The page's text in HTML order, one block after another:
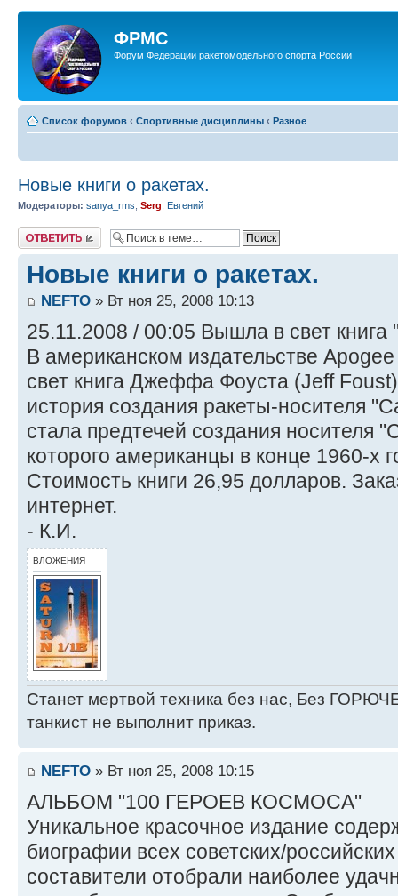
ФРМС
Форум Федерации ракетомодельного спорта России
Список форумов ‹ Спортивные дисциплины ‹ Разное
Новые книги о ракетах.
Модераторы: sanya_rms Serg Евгений
Ответить
Новые книги о ракетах.
NEFTO » Вт ноя 25, 2008 10:13
25.11.2008 / 00:05 Вышла в свет
В американском издательстве
свет книга Джеффа Фоуста (Jeff
история создания ракеты-носителя
стала предтечей создания носителя
которого американцы в конце 1960-х
Стоимость книги 26,95 долларов.
интернет.
- К.И.
ВЛОЖЕНИЯ
Станет мертвой техника без нас, Без
танкист не выполнит приказ.
NEFTO » Вт ноя 25, 2008 10:15
АЛЬБОМ "100 ГЕРОЕВ КОСМОСА"
Уникальное красочное издание
биографии всех советских/
составители отобрали наиболее